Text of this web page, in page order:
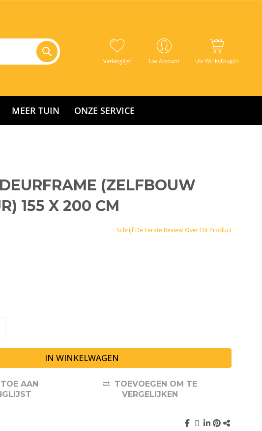
Verlanglijst Uw Account Uw Winkelwagen
MEER TUIN ONZE SERVICE
(ZELFBOUW
155 X 200 CM
Schrijf De Eerste Review Over Dit Product
IN WINKELWAGEN
AAN
TOEVOEGEN OM TE
VERGELIJKEN